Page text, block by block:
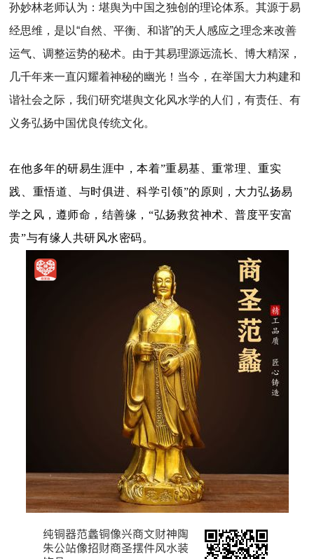
孙妙林老师认为：堪舆为中国之独创的理论体系。其源于易
经思维，是以“自然、平衡、和谐”的天人感应之理念来改善
运气、调整运势的秘术。由于其易理源远流长、博大精深，
几千年来一直闪耀着神秘的幽光！当今，在举国大力构建和
谐社会之际，我们研究堪舆文化风水学的人们，有责任、有
义务弘扬中国优良传统文化。
在他多年的研易生涯中，本着”重易基、重常理、重实
践、重悟道、与时俱进、科学引领”的原则，大力弘扬易
学之风，遵师命，结善缘，“弘扬救贫神术、普度平安富
贵”与有缘人共研风水密码。